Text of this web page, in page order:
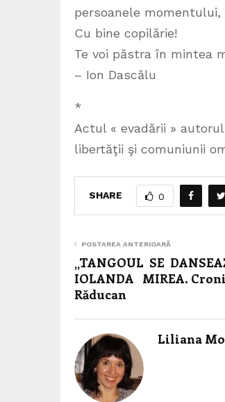
persoanele
Cu bine copilărie!
Te voi păstra în mintea
– Ion Dascălu
*
Actul « evadării »
libertăţii şi comuniunii
SHARE 0
POSTAREA ANTERIOARĂ
„TANGOUL SE
IOLANDA MIREA.
Răducan
Liliana